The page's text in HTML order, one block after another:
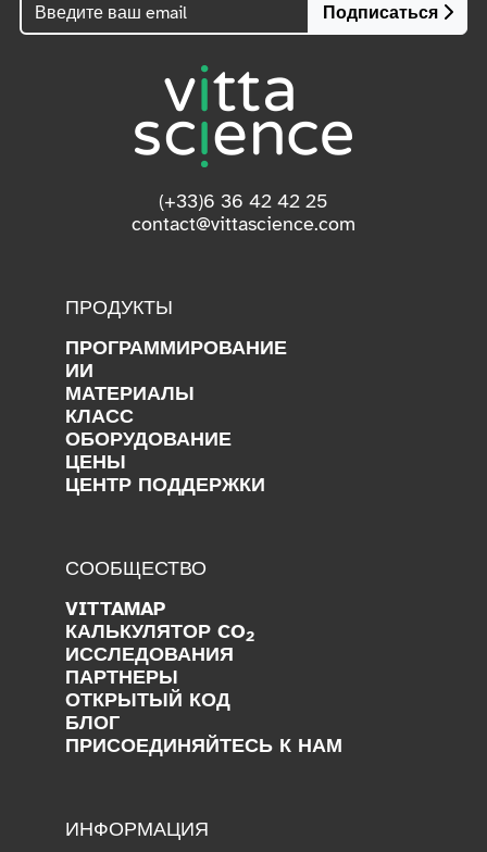
Подписаться
(+33)6 36 42 42 25
contact@vittascience.com
ПРОДУКТЫ
ПРОГРАММИРОВАНИЕ
ИИ
МАТЕРИАЛЫ
КЛАСС
ОБОРУДОВАНИЕ
ЦЕНЫ
ЦЕНТР ПОДДЕРЖКИ
СООБЩЕСТВО
VITTAMAP
КАЛЬКУЛЯТОР CO2
ИССЛЕДОВАНИЯ
ПАРТНЕРЫ
ОТКРЫТЫЙ КОД
БЛОГ
ПРИСОЕДИНЯЙТЕСЬ К НАМ
ИНФОРМАЦИЯ